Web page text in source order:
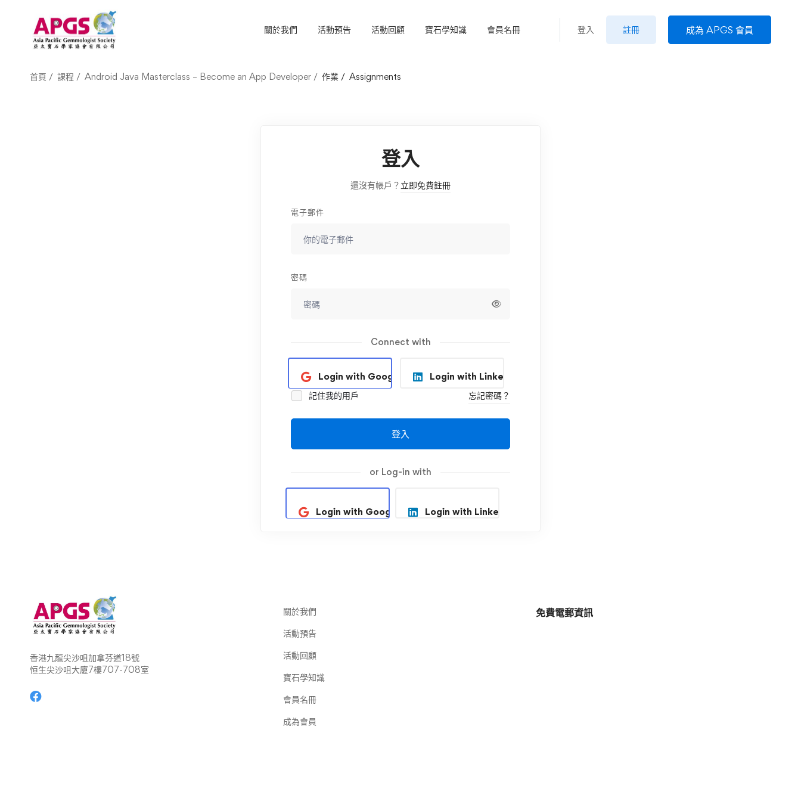
關於我們 活動預告 活動回顧 寶石學知識 會員名冊 登入 註冊 成為 APGS 會員
首頁 課程 Android Java Masterclass – Become an App Developer 作業 Assignments
登入
還沒有帳戶？ 立即免費註冊
電子郵件
密碼
Connect with
Login with Google
Login with Linkedin
記住我的用戶
忘記密碼？
登入
or Log-in with
Login with Google Login with Linkedin
香港九龍尖沙咀加拿芬道18號
恒生尖沙咀大廈7樓707-708室
關於我們
活動預告
活動回顧
寶石學知識
會員名冊
成為會員
免費電郵資訊